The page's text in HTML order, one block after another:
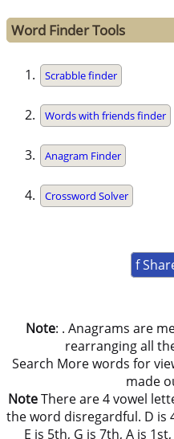
Word Finder Tools
Scrabble finder
Words with friends finder
Anagram Finder
Crossword Solver
f
Note: . Anagrams are
rearranging all
Search More words for
made
NoteThere are 4 vowel
the word disregardful. D is
E is 5th, G is 7th, A is